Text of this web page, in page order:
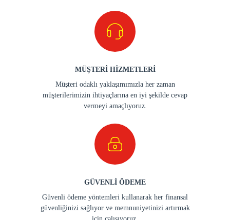
MÜŞTERİ HİZMETLERİ
Müşteri odaklı yaklaşımımızla her zaman
müşterilerimizin ihtiyaçlarına en iyi şekilde cevap
vermeyi amaçlıyoruz.
GÜVENLİ ÖDEME
Güvenli ödeme yöntemleri kullanarak her finansal
güvenliğinizi sağlıyor ve memnuniyetinizi artırmak